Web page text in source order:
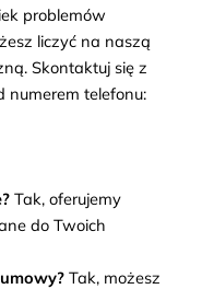
problemów
liczyć na naszą
Skontaktuj się z
numerem telefonu:
Tak, oferujemy
do Twoich
Tak, możesz